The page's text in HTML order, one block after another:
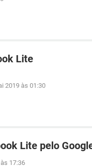
Lite
2019 às 01:30
Lite pelo
17:36